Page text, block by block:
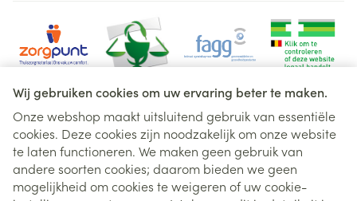
Wij gebruiken cookies om uw ervaring beter te maken.
Onze webshop maakt uitsluitend gebruik van essentiële
cookies. Deze cookies zijn noodzakelijk om onze website
te laten functioneren. We maken geen gebruik van
andere soorten cookies; daarom bieden we geen
mogelijkheid om cookies te weigeren of uw cookie-
Juridische links